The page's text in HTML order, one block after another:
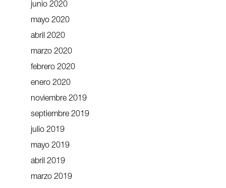
junio 2020
mayo 2020
abril 2020
marzo 2020
febrero 2020
enero 2020
noviembre 2019
septiembre 2019
julio 2019
mayo 2019
abril 2019
marzo 2019